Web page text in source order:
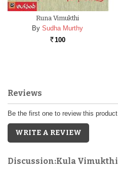
Runa Vimukthi
By Sudha Murthy
Rs. 100
Reviews
Be the first one to review this product
WRITE A REVIEW
Discussion:Kula Vimukthi